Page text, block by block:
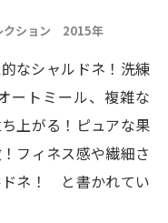
クション 2015年
なシャルドネ！洗練
ートミール、複雑な
上がる！ピュアな果
フィネス感や繊細さ
ドネ！ と書かれてい